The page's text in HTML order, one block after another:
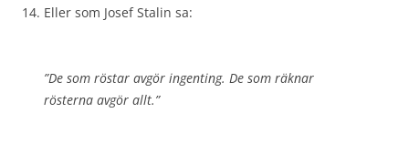
14. Eller som Josef Stalin sa:
”De som röstar avgör ingenting. De som räknar
rösterna avgör allt.”